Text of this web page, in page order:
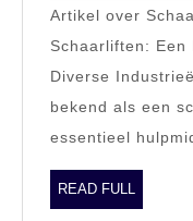
Artikel over
Schaarliften: Een
Diverse
bekend als een
essentieel
READ FULL
FULL